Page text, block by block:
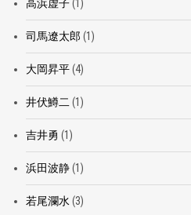
高浜虚子(1)
司馬遼太郎 (1)
大岡昇平(4)
井伏鱒二 (1)
吉井勇 (1)
浜田波静(1)
若尾瀾水 (3)